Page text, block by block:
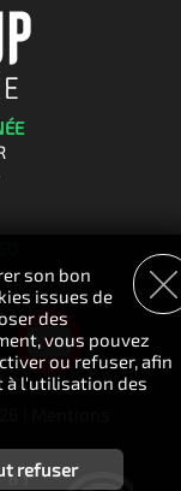
|
son bon
issues de
des
vous pouvez
ou refuser, afin
à l'utilisation des
refuser